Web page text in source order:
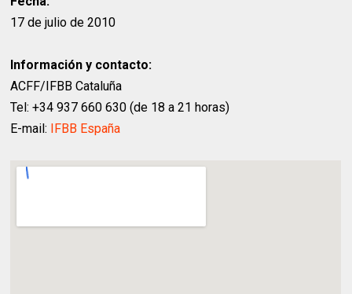
17 de julio de 2010
Información y contacto:
ACFF/IFBB Cataluña
Tel: +34 937 660 630 (de 18 a 21 horas)
E-mail:
IFBB España